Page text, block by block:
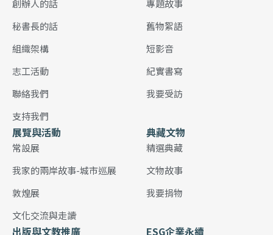
創辦人的話
秘書長的話
組織架構
志工活動
聯絡我們
支持我們
專題故事
舊物絮語
短影音
紀實書寫
我要受訪
展覽與活動
常設展
我家的兩岸故事-城市巡展
敦煌展
文化交流與走讀
典藏文物
精選典藏
文物故事
我要捐物
出版與文教推廣 ESG企業永續